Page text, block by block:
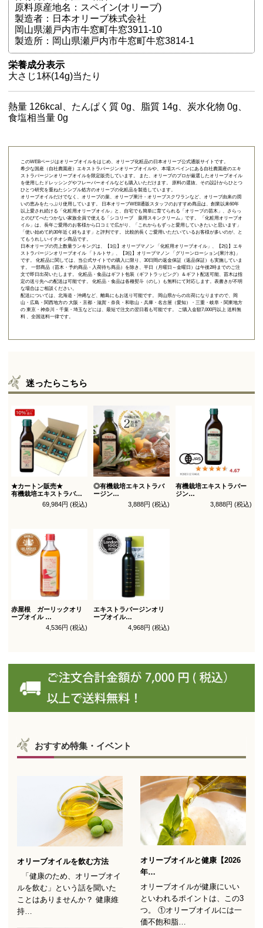
原料原産地名：スペイン(オリーブ)
製造者：日本オリーブ株式会社
岡山県瀬戸内市牛窓町牛窓3911-10
製造所：岡山県瀬戸内市牛窓町牛窓3814-1
栄養成分表示
大さじ1杯(14g)当たり
熱量 126kcal、たんぱく質 0g、脂質 14g、炭水化物 0g、
食塩相当量 0g
このWEBページはオリーブオイルをはじめ、オリーブ化粧品の日本オリーブ公式通販サイトです。
希少な国産（自社農園産）エキストラバージンオリーブオイルや、本場スペインにある自社農園産のエキ
ストラバージンオリーブオイルを限定販売しています。 また、オリーブのプロが厳選したオリーブオイル
を使用したドレッシングやフレーバーオイルなども購入いただけます。 原料の選抜、その設計からひとつ
ひとつ研究を重ねたシンプル処方のオリーブの化粧品を製造しています。
オリーブオイルだけでなく、オリーブの葉、オリーブ果汁・オリーブスクワランなど、オリーブ由来の潤
いの恵みをたっぷり使用しています。 日本オリーブWEB通販スタッフのおすすめ商品は、創業以来60年
以上愛され続ける「化粧用オリーブオイル 」と、自宅でも簡単に育てられる「オリーブの苗木 」、さらっ
とのびてべたつかない家族全員で使える「 シコリーブ 薬用スキンクリーム 」です。 「化粧用オリーブオ
イル」は、長年ご愛用のお客様から口コミで広がり、「これからもずっと愛用していきたいと思います」
「使い始めて約30年近く経ちます」と評判です。 比較的長くご愛用いただいているお客様が多いのが、と
てもうれしいイチオシ商品です。
日本オリーブの売上数量ランキングは、【1位】オリーブマノン 「化粧用オリーブオイル 」、【2位】
エキ
ストラバージンオリーブオイル 「トルトサ」
、【3位】 オリーブマノン 「グリーンローション(果汁水)」
です。 化粧品に関しては、当公式サイトでの購入に限り、 30日間の返金保証（返品保証）
も実施していま
す。 一部商品（苗木・予約商品・入荷待ち商品）を除き、平日（月曜日～金曜日）は午後2時までのご注
文で即日出荷いたします。 化粧品・食品はギフト包装（ギフトラッピング）＆ギフト配送可能、苗木は指
定の送り先への配送は可能です。 化粧品・食品は各種熨斗（のし）も無料にて対応します。表書きが不明
な場合はご相談ください。
配送については、北海道・沖縄など、離島にもお送り可能です。 岡山県からの出荷になりますので、岡
山・広島・関西地方の 大阪・京都・滋賀・奈良・和歌山・兵庫・名古屋（愛知）・三重・岐阜・関東地方
の 東京・神奈川・千葉・埼玉などには、最短で注文の翌日着も可能です。 ご購入金額7,000円以上 送料無
料 、全国送料一律です。
迷ったらこちら
★カートン販売★
有機栽培エキストラバー
オリーブオイル ブレンド
69,984円 (税込)
◎有機栽培エキストラバ
ージン
オリーブオイル ブレンド
3,888円 (税込)
有機栽培エキストラバー
ジン
オリーブオイル シングル
3,888円 (税込)
赤屋根 ガーリックオリ
ーブオイル
4,536円 (税込)
エキストラバージンオリ
ーブオイル
トルトサ 450g 1本箱入
（スペイン自社農園産）
4,968円 (税込)